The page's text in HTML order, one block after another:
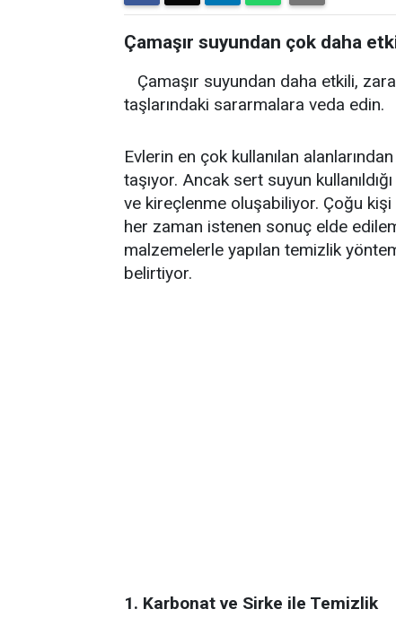
Çamaşır suyundan çok daha
Çamaşır suyundan daha etkili,
taşlarındaki sararmalara veda edin.
Evlerin en çok kullanılan
taşıyor. Ancak sert suyun
ve kireçlenme oluşabiliyor. Çoğu
her zaman istenen sonuç elde
malzemelerle yapılan temizlik
belirtiyor.
1. Karbonat ve Sirke ile Temizlik